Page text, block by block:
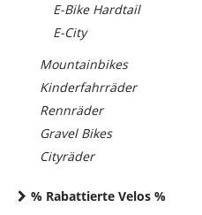
E-Bike Hardtail
E-City
Mountainbikes
Kinderfahrräder
Rennräder
Gravel Bikes
Cityräder
% Rabattierte Velos %